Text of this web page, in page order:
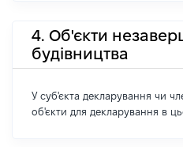
4. Об'єкти
будівництва
У суб'єкта декларування чи
об'єкти для декларування в